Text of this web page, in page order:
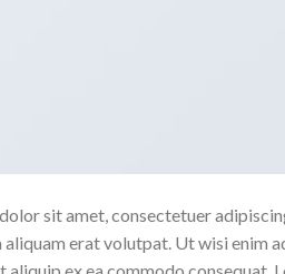
sit amet, consectetuer
aliquam erat volutpat. Ut wisi enim